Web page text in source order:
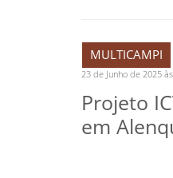
MULTICAMPI
23 de Junho de 2025
Projeto
em